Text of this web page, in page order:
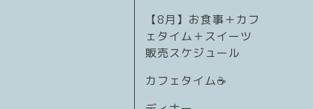
【8月】お食事＋カフ
ェタイム＋スイーツ
販売スケジュール
カフェタイム☕️